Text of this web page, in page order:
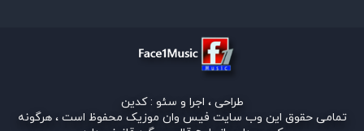
طراحی ، اجرا و سئو :کدین
تمامی حقوق این وب سایت فیس وان موزیک محفوظ است ، هرگونه